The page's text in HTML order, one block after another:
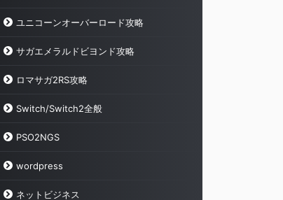
ユニコーンオーバーロード攻略
サガエメラルドビヨンド攻略
ロマサガ2RS攻略
Switch/Switch2全般
PSO2NGS
wordpress
ネットビジネス